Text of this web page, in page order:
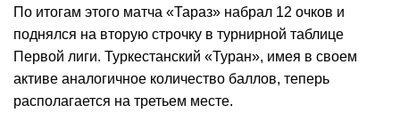
По итогам этого матча «Тараз» набрал 12 очков и
поднялся на вторую строчку в турнирной таблице
Первой лиги. Туркестанский «Туран», имея в своем
активе аналогичное количество баллов, теперь
располагается на третьем месте.